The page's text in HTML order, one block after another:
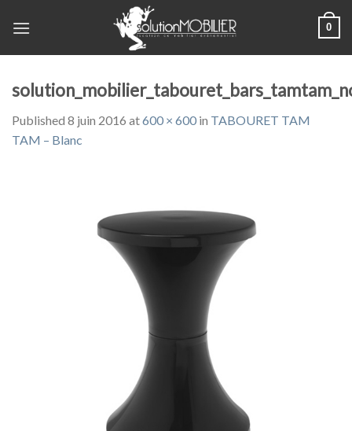
0
Published 8 juin 2016 at600 × 600 in TABOURET TAM
TAM – Blanc